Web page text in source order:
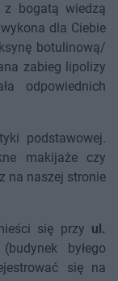
bogatą wiedzą
dla Ciebie
botulinową/
zabieg lipolizy
odpowiednich
podstawowej.
makijaże czy
na naszej stronie
się przy ul.
(budynek byłego
się na